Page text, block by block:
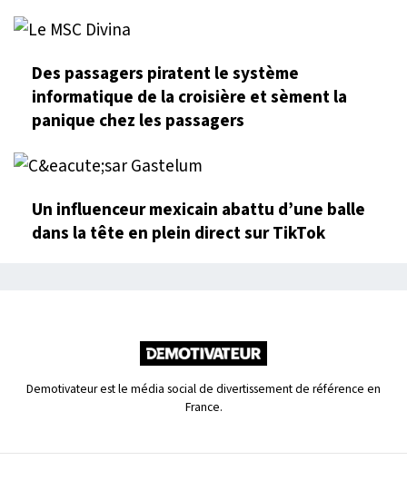
Des passagers piratent le système
informatique de la croisière et sèment la
panique chez les passagers
Un influenceur mexicain abattu d’une balle
dans la tête en plein direct sur TikTok
Demotivateur est le média social de divertissement de référence en
France.